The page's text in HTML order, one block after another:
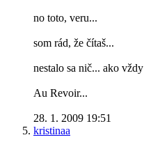
no toto, veru...
som rád, že čítaš...
nestalo sa nič... ako vždy
Au Revoir...
28. 1. 2009 19:51
kristinaa